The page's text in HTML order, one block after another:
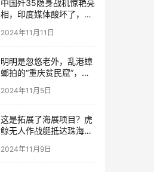
中国歼35隐身战机惊艳亮
相，印度媒体酸坏了，巴
2024年11月11日
明明是忽悠老外，乱港蟑
螂拍的“重庆贫民窟”，却
2024年11月5日
这是拓展了海展项目？虎
鲸无人作战艇抵达珠海！
砖”，还有052D同款垂发
2024年11月9日